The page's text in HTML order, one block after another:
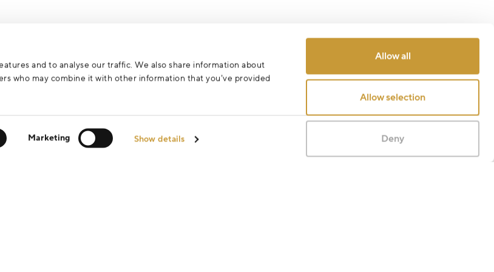
and to analyse our traffic. We also share information about
who may combine it with other information that you’ve provided
Marketing Show details
Allow all
Allow selection
Deny
Odeslat